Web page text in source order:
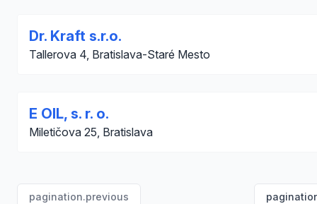
Dr. Kraft s.r.o.
Tallerova 4, Bratislava-Staré Mesto
E OIL, s. r. o.
Miletičova 25, Bratislava
pagination.previous